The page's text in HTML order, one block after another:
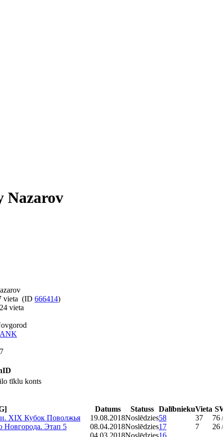
vieta (ID 666414)
vieta
tīklu konts
Datums Statuss DalībniekuVieta
XIX Кубок Поволжья
19.08.2018Noslēdzies58 37 76
Этап 5
08.04.2018Noslēdzies17 7 26
04.03.2018Noslēdzies16